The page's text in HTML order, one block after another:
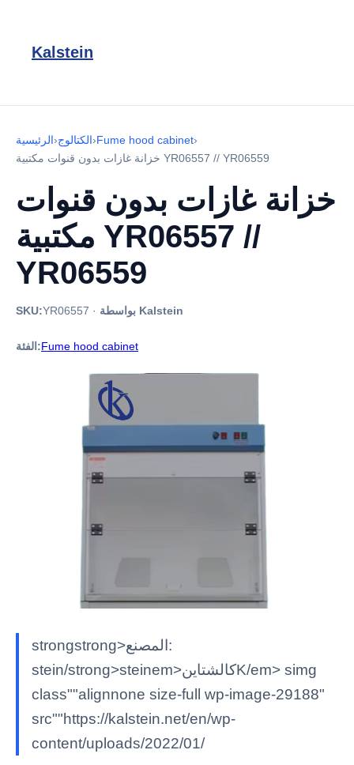
Kalstein
الرئيسية›الكتالوج›Fume hood cabinet›
خزانة غازات بدون قنوات مكتبية YR06557 // YR06559
خزانة غازات بدون قنوات
مكتبية YR06557 //
YR06559
SKU:YR06557 · بواسطة Kalstein
الفئة:Fume hood cabinet
strongstrong>المصنع:
stein/strong>steinem>كالشتاينK/em> simg
class""alignnone size-full wp-image-29188"
src""https://kalstein.net/en/wp-
content/uploads/2022/01/